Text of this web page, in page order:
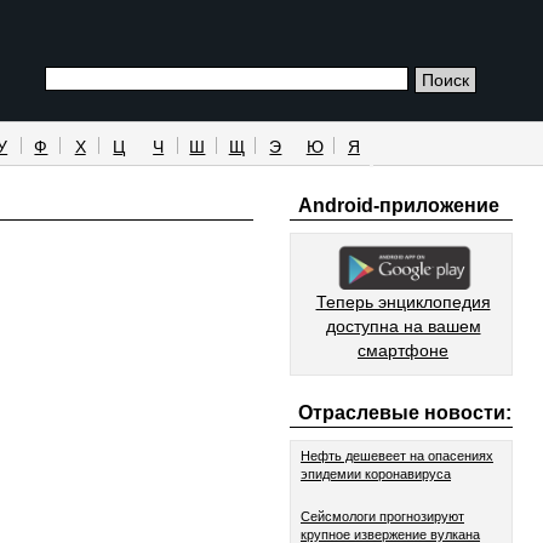
Ф Х Ц Ч Ш Щ Э Ю Я
Android-приложение
Теперь энциклопедия
доступна на вашем
смартфоне
Отраслевые новости:
Нефть дешевеет на опасениях
эпидемии коронавируса
Сейсмологи прогнозируют
крупное извержение вулкана